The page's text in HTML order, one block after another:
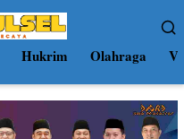
Hukrim Olahraga